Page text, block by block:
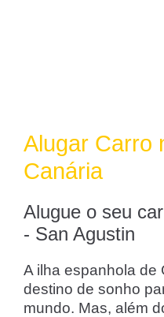
Alugar Carro
Canária
Alugue o seu
- San Agustin
A ilha espanhola de
destino de sonho
mundo. Mas, além